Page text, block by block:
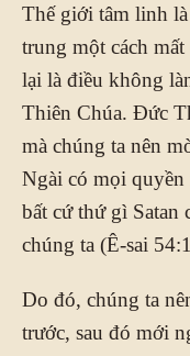
Thế giới tâm linh
trung một cách
lại là điều không
Thiên Chúa. Đức
mà chúng ta nên
Ngài có mọi quyền
bất cứ thứ gì Satan
chúng ta (Ê-sai
Do đó, chúng ta
trước, sau đó mới